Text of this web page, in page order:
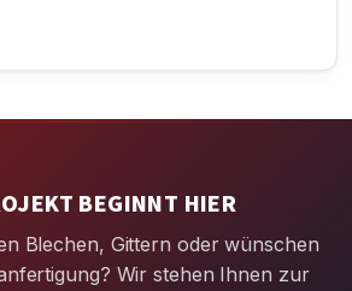
BEGINNT HIER
Blechen, Gittern oder wünschen
Wir stehen Ihnen zur